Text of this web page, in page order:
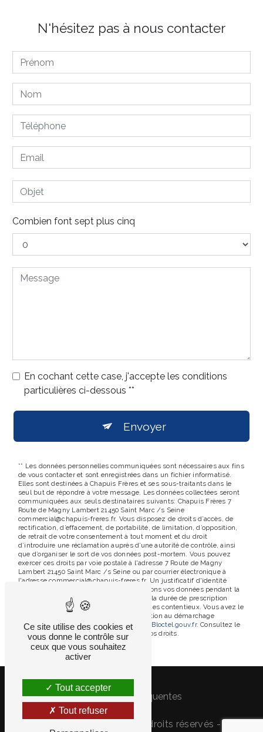
N'hésitez pas à nous contacter
Combien font sept plus cinq
En cochant cette case, j'accepte les conditions
particulières ci-dessous **
Envoyer
** Les données personnelles communiquées sont nécessaires aux fins
de vous contacter et sont enregistrées dans un fichier informatisé.
Elles sont destinées à Chapuis Frères et ses sous-traitants dans le
seul but de répondre à votre message. Les données collectées seront
communiquées aux seuls destinataires suivants: Chapuis Frères 7
Route de Magny Lambert 21450 Saint Marc /s Seine
commercial@chapuis-freres.fr. Vous disposez de droits d’accès, de
rectification, d’effacement, de portabilité, de limitation, d’opposition,
de retrait de votre consentement à tout moment et du droit
d’introduire une réclamation auprès d’une autorité de contrôle, ainsi
que d’organiser le sort de vos données post-mortem. Vous pouvez
exercer ces droits par voie postale à l'adresse 7 Route de Magny
Lambert 21450 Saint Marc /s Seine ou par courrier électronique à
l'adresse commercial@chapuis-freres.fr. Un justificatif d'identité
pourra vous être demandé. Nous conservons vos données pendant la
période de prise de contact puis pendant la durée de prescription
légale aux fins probatoires et de gestion des contentieux. Vous avez le
droit de vous inscrire sur la liste d'opposition au démarchage
téléphonique, disponible à cette adresse:
Bloctel.gouv.fr. Consultez le
site cnil.fr pour plus d’informations sur vos droits.
Recherches fréquentes
- 2026 - Tous droits réservés -
Ce site utilise des cookies et
vous donne le contrôle sur
ceux que vous souhaitez
activer
Tout accepter
Tout refuser